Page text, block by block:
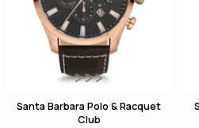
Santa Barbara Polo & Racquet
Club